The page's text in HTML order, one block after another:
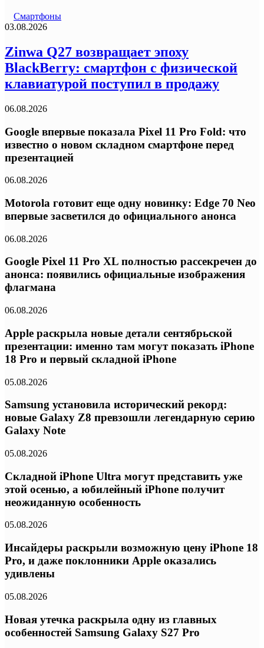
Смартфоны
03.08.2026
Zinwa Q27 возвращает эпоху
BlackBerry: смартфон с физической
клавиатурой поступил в продажу
06.08.2026
Google впервые показала Pixel 11 Pro Fold: что
известно о новом складном смартфоне перед
презентацией
06.08.2026
Motorola готовит еще одну новинку: Edge 70 Neo
впервые засветился до официального анонса
06.08.2026
Google Pixel 11 Pro XL полностью рассекречен до
анонса: появились официальные изображения
флагмана
06.08.2026
Apple раскрыла новые детали сентябрьской
презентации: именно там могут показать iPhone
18 Pro и первый складной iPhone
05.08.2026
Samsung установила исторический рекорд:
новые Galaxy Z8 превзошли легендарную серию
Galaxy Note
05.08.2026
Складной iPhone Ultra могут представить уже
этой осенью, а юбилейный iPhone получит
неожиданную особенность
05.08.2026
Инсайдеры раскрыли возможную цену iPhone 18
Pro, и даже поклонники Apple оказались
удивлены
05.08.2026
Новая утечка раскрыла одну из главных
особенностей Samsung Galaxy S27 Pro